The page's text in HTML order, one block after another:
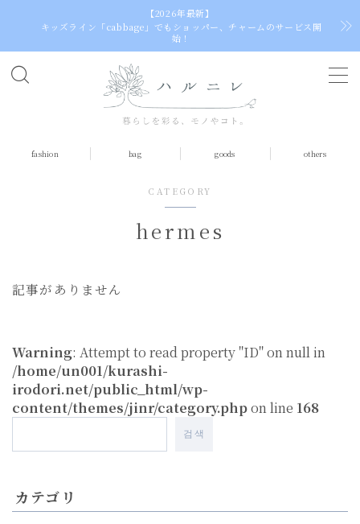
【2026年最新】
キッズライン「cabbage」でもショッパー、チャームのサービス開
始！
u
e
fashion bag goods others
CATEGORY
hermes
記事がありません
Warning: Attempt to read property "ID" on null in
/home/un001/kurashi-
irodori.net/public_html/wp-
content/themes/jinr/category.phpon line 168
검색
カテゴリ